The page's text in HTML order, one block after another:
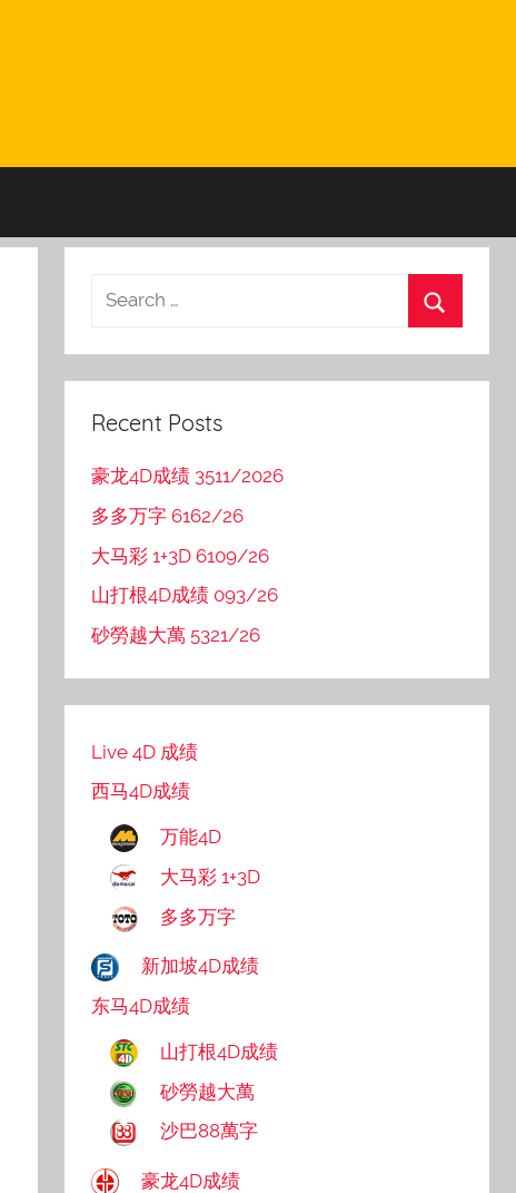
Recent Posts
豪龙4D成绩 3511/2026
多多万字 6162/26
大马彩 1+3D 6109/26
山打根4D成绩 093/26
砂勞越大萬 5321/26
Live 4D 成绩
西马4D成绩
万能4D
大马彩 1+3D
多多万字
新加坡4D成绩
东马4D成绩
山打根4D成绩
砂勞越大萬
沙巴88萬字
豪龙4D成绩